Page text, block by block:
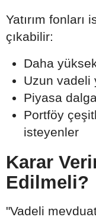
Yatırım fonları
çıkabilir:
Daha
Uzun vadeli
Piyasa
Portföy
isteyenler
Karar
Edilmeli?
"Vadeli